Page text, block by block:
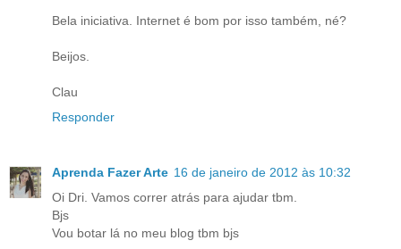
Bela iniciativa. Internet é bom por isso também, né?
Beijos.
Clau
Responder
Aprenda Fazer Arte 16 de janeiro de 2012 às 10:32
Oi Dri. Vamos correr atrás para ajudar tbm.
Bjs
Vou botar lá no meu blog tbm bjs